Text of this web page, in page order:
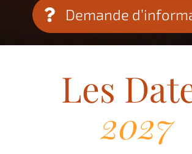
Demande
Les
2027